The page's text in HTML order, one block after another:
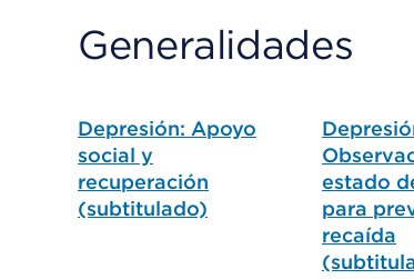
Generalidades
Depresión: Apoyo
social y
recuperación
(subtitulado)
estado
para
recaída